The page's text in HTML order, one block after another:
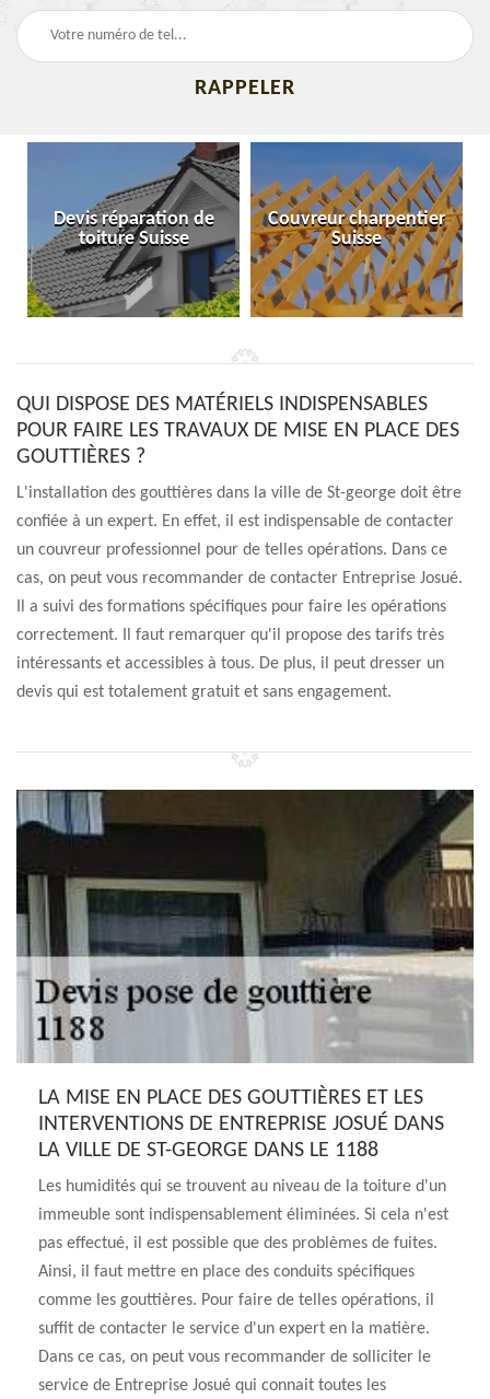
Devis réparation de
toiture Suisse
Couvreur charpentier
Suisse
QUI DISPOSE DES MATÉRIELS INDISPENSABLES
POUR FAIRE LES TRAVAUX DE MISE EN PLACE DES
GOUTTIÈRES ?
L'installation des gouttières dans la ville de St-george doit être
confiée à un expert. En effet, il est indispensable de contacter
un couvreur professionnel pour de telles opérations. Dans ce
cas, on peut vous recommander de contacter Entreprise Josué.
Il a suivi des formations spécifiques pour faire les opérations
correctement. Il faut remarquer qu'il propose des tarifs très
intéressants et accessibles à tous. De plus, il peut dresser un
devis qui est totalement gratuit et sans engagement.
LA MISE EN PLACE DES GOUTTIÈRES ET LES
INTERVENTIONS DE ENTREPRISE JOSUÉ DANS
LA VILLE DE ST-GEORGE DANS LE 1188
Les humidités qui se trouvent au niveau de la toiture d'un
immeuble sont indispensablement éliminées. Si cela n'est
pas effectué, il est possible que des problèmes de fuites.
Ainsi, il faut mettre en place des conduits spécifiques
comme les gouttières. Pour faire de telles opérations, il
suffit de contacter le service d'un expert en la matière.
Dans ce cas, on peut vous recommander de solliciter le
service de Entreprise Josué qui connait toutes les